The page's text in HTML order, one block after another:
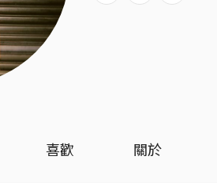
喜歡 關於